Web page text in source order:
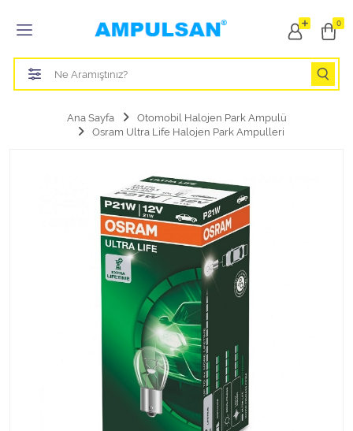
0
Tüm Kategoriler
Led Aydınlatma Ampulü
Otomobil Halojen Far Ampulü
Otomobil Led Far Ampulü
Otomobil Halojen Park Ampulü
Otomobil Led Park Ampulü
Otomobil Gösterge Ampulü
Halojen Off Road Rally Ampulü
Motosiklet Halojen Far Ampulü
Ana Sayfa
Otomobil Halojen Park Ampulü
Osram Ultra Life Halojen Park Ampulleri